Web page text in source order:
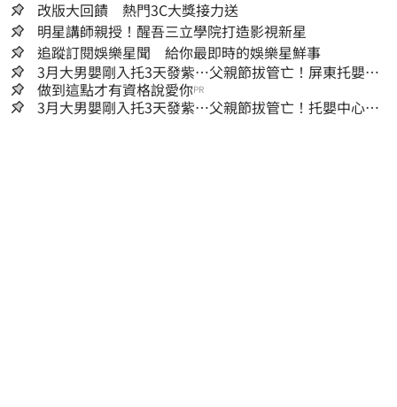
改版大回饋 熱門3C大獎接力送
明星講師親授！醒吾三立學院打造影視新星
追蹤訂閱娛樂星聞 給你最即時的娛樂星鮮事
3月大男嬰剛入托3天發紫…父親節拔管亡！屏東托嬰中
心回9字
做到這點才有資格說愛你PR
3月大男嬰剛入托3天發紫…父親節拔管亡！托嬰中心回9